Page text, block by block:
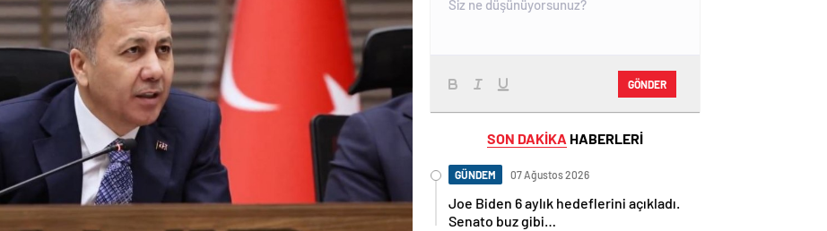
GÖNDER
SON DAKİKA HABERLERİ
GÜNDEM 07 Ağustos 2026
Joe Biden 6 aylık hedeflerini açıkladı.
Senato buz gibi…